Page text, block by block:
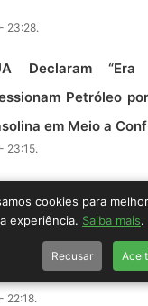
23:28.
Declaram
Petróleo
em Meio a
23:15.
entre
Haddad
Palácio dos
22:18.
cookies para
experiência. Saiba mais
Recusar